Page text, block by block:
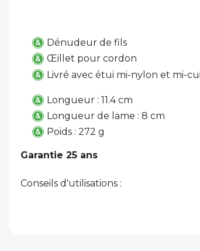
Dénudeur de fils
Œillet pour cordon
Livré avec étui mi-nylon et mi-
Longueur : 11.4 cm
Longueur de lame : 8 cm
Poids : 272 g
Garantie 25 ans
Conseils d'utilisations :